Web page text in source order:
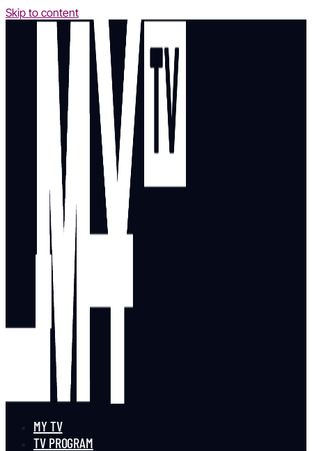
Skip to content
MY TV
TV PROGRAM